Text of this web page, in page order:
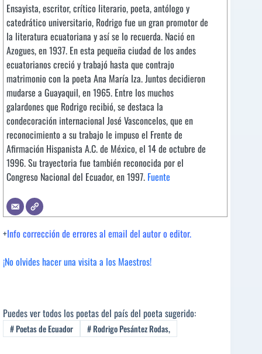
Ensayista, escritor, crítico literario, poeta, antólogo y
catedrático universitario, Rodrigo fue un gran promotor de
la literatura ecuatoriana y así se lo recuerda. Nació en
Azogues, en 1937. En esta pequeña ciudad de los andes
ecuatorianos creció y trabajó hasta que contrajo
matrimonio con la poeta Ana María Iza. Juntos decidieron
mudarse a Guayaquil, en 1965. Entre los muchos
galardones que Rodrigo recibió, se destaca la
condecoración internacional José Vasconcelos, que en
reconocimiento a su trabajo le impuso el Frente de
Afirmación Hispanista A.C. de México, el 14 de octubre de
1996. Su trayectoria fue también reconocida por el
Congreso Nacional del Ecuador, en 1997. Fuente
+Info corrección de errores al email del autor o editor.
¡No olvides hacer una visita a los Maestros!
Puedes ver todos los poetas del país del poeta sugerido:
#Poetas de Ecuador #Rodrigo Pesántez Rodas,